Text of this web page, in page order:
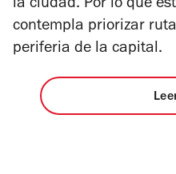
la ciudad. Por lo que
contempla priorizar
periferia de la capital.